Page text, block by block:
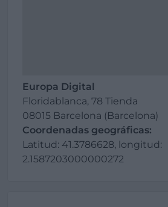
Europa Digital
Floridablanca, 78 Tienda
08015 Barcelona (Barcelona)
Coordenadas geográficas:
Latitud: 41.3786628, longitud:
2.1587203000000272